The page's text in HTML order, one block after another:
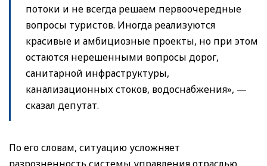
потоки и не всегда решаем первоочередные
вопросы туристов. Иногда реализуются
красивые и амбициозные проекты, но при этом
остаются нерешенными вопросы дорог,
санитарной инфраструктуры,
канализационных стоков, водоснабжения», —
сказал депутат.
По его словам, ситуацию усложняет
разрозненность системы управления отраслью.